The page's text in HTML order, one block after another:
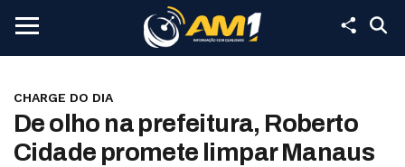
CHARGE DO DIA
De olho na prefeitura, Roberto
Cidade promete limpar Manaus